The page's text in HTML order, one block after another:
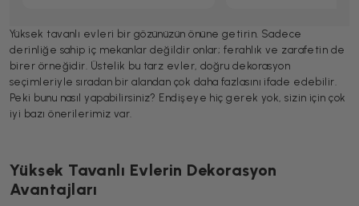
Yüksek tavanlı evleri bir gözünüzün önüne getirin. Sadece
derinliğe sahip iç mekanlar değildir onlar; ferahlık ve zarafetin de
birer örneğidir. Üstelik bu tarz evler, doğru dekorasyon
seçimleriyle sıradan bir alandan çok daha fazlasını ifade edebilir.
Peki bunu nasıl yapabilirsiniz? Endişeye hiç gerek yok, sizin için çok
iyi bazı önerilerimiz var.
Yüksek Tavanlı Evlerin Dekorasyon
Avantajları